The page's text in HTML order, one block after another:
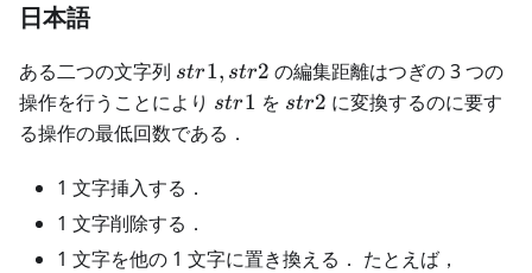
日本語
ある二つの文字列 str1,
str2
str1, str2 の編集距離はつぎの 3 つの
操作を行うことにより str1
str1 を str2
str2 に変換するのに要す
る操作の最低回数である．
1 文字挿入する．
1 文字削除する．
1 文字を他の 1 文字に置き換える． たとえば，